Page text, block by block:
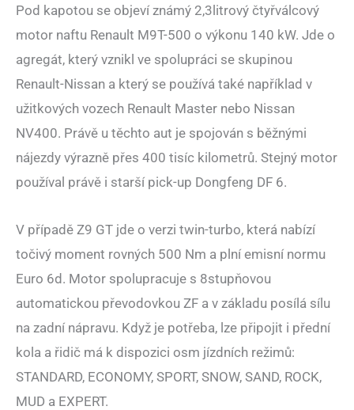
Pod kapotou se objeví známý 2,3litrový čtyřválcový
motor naftu Renault M9T-500 o výkonu 140 kW. Jde o
agregát, který vznikl ve spolupráci se skupinou
Renault-Nissan a který se používá také například v
užitkových vozech Renault Master nebo Nissan
NV400. Právě u těchto aut je spojován s běžnými
nájezdy výrazně přes 400 tisíc kilometrů. Stejný motor
používal právě i starší pick-up Dongfeng DF 6.
V případě Z9 GT jde o verzi twin-turbo, která nabízí
točivý moment rovných 500 Nm a plní emisní normu
Euro 6d. Motor spolupracuje s 8stupňovou
automatickou převodovkou ZF a v základu posílá sílu
na zadní nápravu. Když je potřeba, lze připojit i přední
kola a řidič má k dispozici osm jízdních režimů:
STANDARD, ECONOMY, SPORT, SNOW, SAND, ROCK,
MUD a EXPERT.